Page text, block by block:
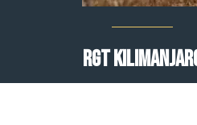
RGT